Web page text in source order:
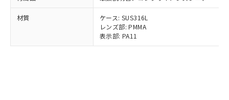
材質
ケース: SUS316L
レンズ部: PMMA
表示部: PA11
事前の承諾なく第三者に漏洩または開
示しないようお願いします。
マイパーツ機能（部品リスト作成サー
ビス）をご利用いただくには、I-Web
メンバーズにご登録されている必要が
部品在庫の切り替え状況などにより、予定
月が前後することがあります。
準値以下であることを示します。
「10」：通常の使用状況下において有害物
質が外部に漏えいし、環境に深刻な影響を
及ぼさない年数を意味します。
該第三者に通知します。また当社は、
販売先および販売に係わる関係者が違
法に輸出するおそれがある場合は、取
受注生産機種、また在庫状況の
情報を公開していない機種